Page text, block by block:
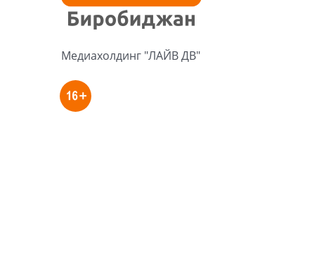
Медиахолдинг "ЛАЙВ ДВ"